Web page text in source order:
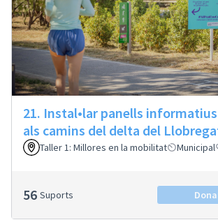
21. Instal•lar panells informatius
als camins del delta del
Taller 1: Millores en la mobilitat Municipal
56 Suports